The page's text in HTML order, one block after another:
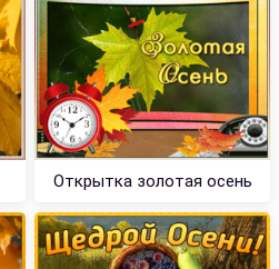
Открытка золотая осень